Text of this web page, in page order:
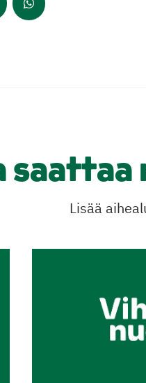
saattaa
Lisää